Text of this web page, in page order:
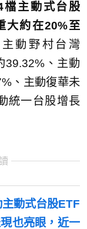
檔主動式台股
大約在20%至
動野村台灣
39.32%、主動
、主動復華未
統一台股增長
主動式台股ETF
也亮眼，近一